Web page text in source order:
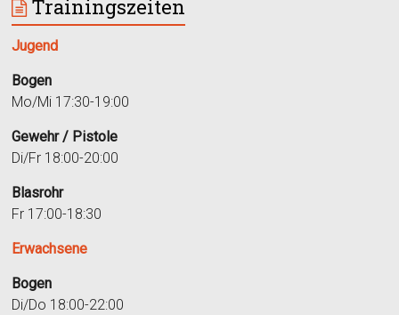
Trainingszeiten
Jugend
Bogen
Mo/Mi 17:30-19:00
Gewehr / Pistole
Di/Fr 18:00-20:00
Blasrohr
Fr 17:00-18:30
Erwachsene
Bogen
Di/Do 18:00-22:00